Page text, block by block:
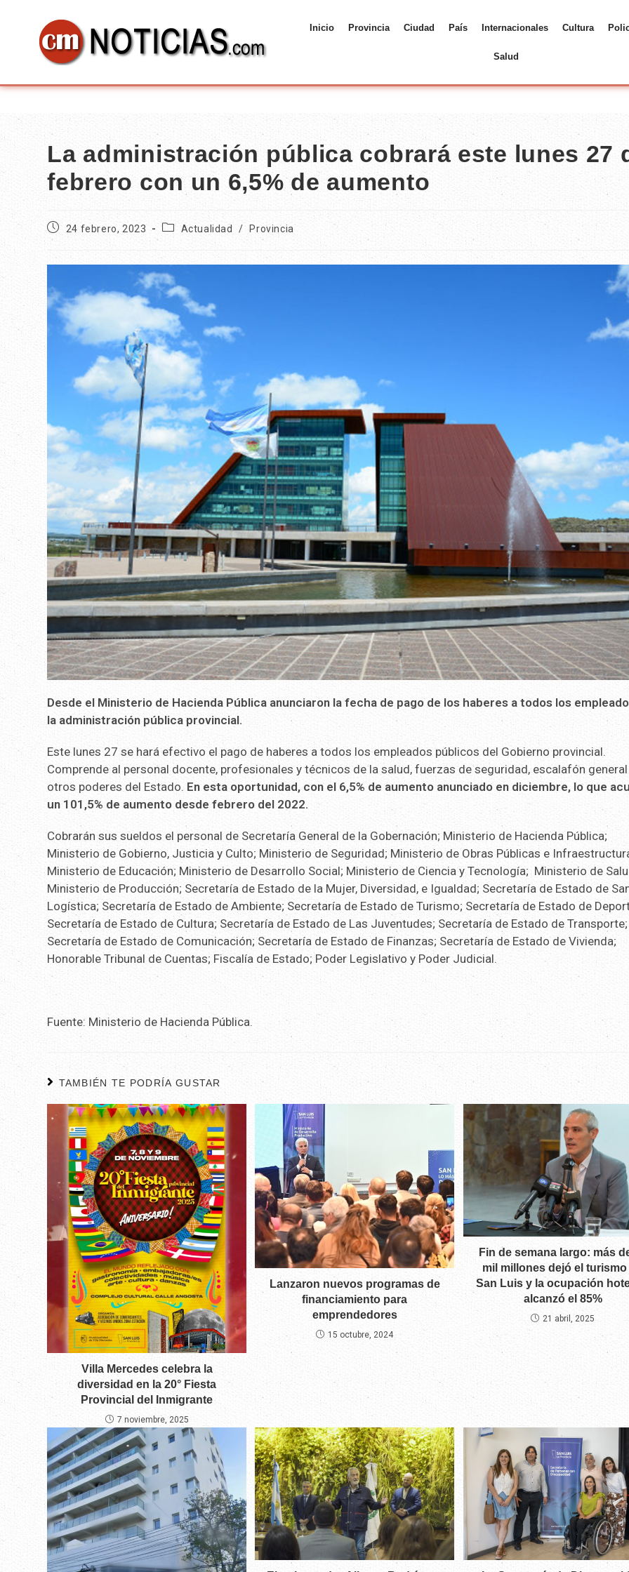
Inicio Provincia Ciudad País Internacionales Cultura
Salud
La administración pública cobrará este lunes 27
febrero con un 6,5% de aumento
24 febrero, 2023 Actualidad / Provincia
Desde el Ministerio de Hacienda Pública anunciaron la fecha de pago de los haberes a todos los
la administración pública provincial.
Este lunes 27 se hará efectivo el pago de haberes a todos los empleados públicos del Gobierno provincial.
Comprende al personal docente, profesionales y técnicos de la salud, fuerzas de seguridad, escalafón
otros poderes del Estado. En esta oportunidad, con el 6,5% de aumento anunciado en diciembre, lo que
un 101,5% de aumento desde febrero del 2022.
Cobrarán sus sueldos el personal de Secretaría General de la Gobernación; Ministerio de Hacienda Pública;
Ministerio de Gobierno, Justicia y Culto; Ministerio de Seguridad; Ministerio de Obras Públicas e
Ministerio de Educación; Ministerio de Desarrollo Social; Ministerio de Ciencia y Tecnología; Ministerio de
Ministerio de Producción; Secretaría de Estado de la Mujer, Diversidad, e Igualdad; Secretaría de Estado de
Logística; Secretaría de Estado de Ambiente; Secretaría de Estado de Turismo; Secretaría de Estado de
Secretaría de Estado de Cultura; Secretaría de Estado de Las Juventudes; Secretaría de Estado de Transporte;
Secretaría de Estado de Comunicación; Secretaría de Estado de Finanzas; Secretaría de Estado de Vivienda;
Honorable Tribunal de Cuentas; Fiscalía de Estado; Poder Legislativo y Poder Judicial.
Fuente: Ministerio de Hacienda Pública.
TAMBIÉN TE PODRÍA GUSTAR
Villa Mercedes celebra la
diversidad en la 20° Fiesta
Provincial del Inmigrante
7 noviembre, 2025
Lanzaron nuevos programas de
financiamiento para
emprendedores
15 octubre, 2024
Fin de semana largo: más
mil millones dejó el turismo
San Luis y la ocupación
alcanzó el 85%
21 abril, 2025